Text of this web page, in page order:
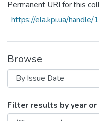
Permanent URI for this
https://ela.kpi.ua/
Browse
Browsing
Filter results by year or